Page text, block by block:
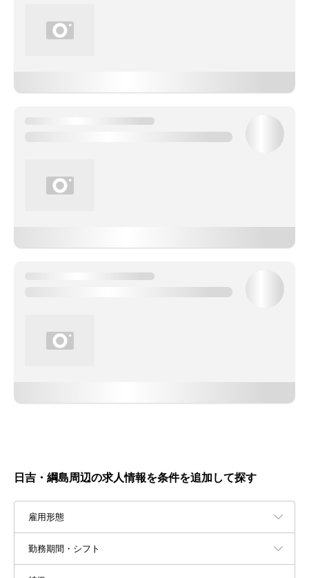
日吉・綱島周辺の求人情報を条件を追加して探す
雇用形態
勤務期間・シフト